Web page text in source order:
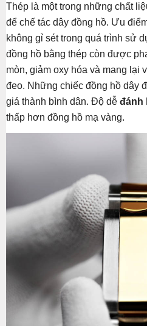
Thép là một trong những chất
để chế tác dây đồng hồ. Ưu
không gỉ sét trong quá trình sử
đồng hồ bằng thép còn được
mòn, giảm oxy hóa và mang lại
đeo. Những chiếc đồng hồ dây
giá thành bình dân. Độ dễ đánh
thấp hơn đồng hồ mạ vàng.